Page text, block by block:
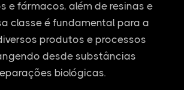
e fármacos, além de resinas e
classe é fundamental para a
produtos e processos
desde substâncias
biológicas.